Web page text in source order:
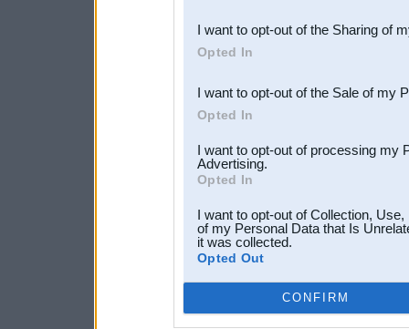
Downstream Participants
third parties.
I want to opt-out of the Sharing of
Opted In
I want to opt-out of the Sale of my
Opted In
I want to opt-out of processing my
Advertising.
Opted In
I want to opt-out of Collection,
of my Personal Data that Is
it was collected.
Opted Out
CONFIRM